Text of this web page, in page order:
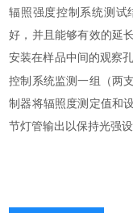
辐照强度控制系统测试
好，并且能够有效的延
安装在样品中间的观察
控制系统监测一组（两
制器将辐照度测定值和
节灯管输出以保持光强设